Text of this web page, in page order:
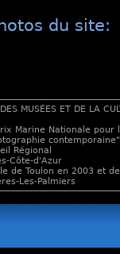
du site:
MUSÉES ET DE LA
Marine Nationale pour
contemporaine"
Régional
Côte-d'Azur
de Toulon en 2003 et de
Les-Palmiers